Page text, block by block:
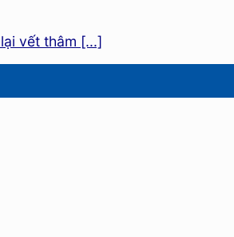
vết thâm [...]